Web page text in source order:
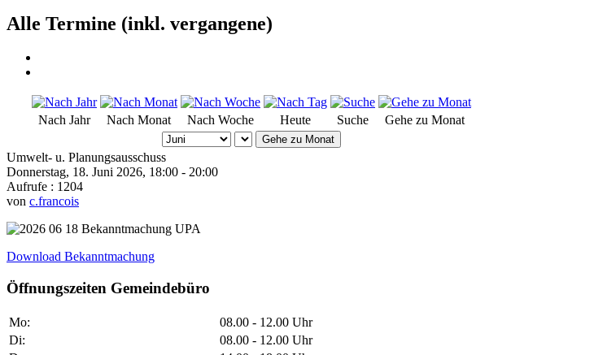
Alle Termine (inkl. vergangene)
Nach Jahr Nach Monat Nach Woche Heute Suche Gehe zu Monat
Gehe zu Monat
Umwelt- u. Planungsausschuss
Donnerstag, 18. Juni 2026, 18:00 - 20:00
Aufrufe : 1204
von c.francois
Download Bekanntmachung
Öffnungszeiten Gemeindebüro
Mo:
08.00 - 12.00 Uhr
Di:
08.00 - 12.00 Uhr